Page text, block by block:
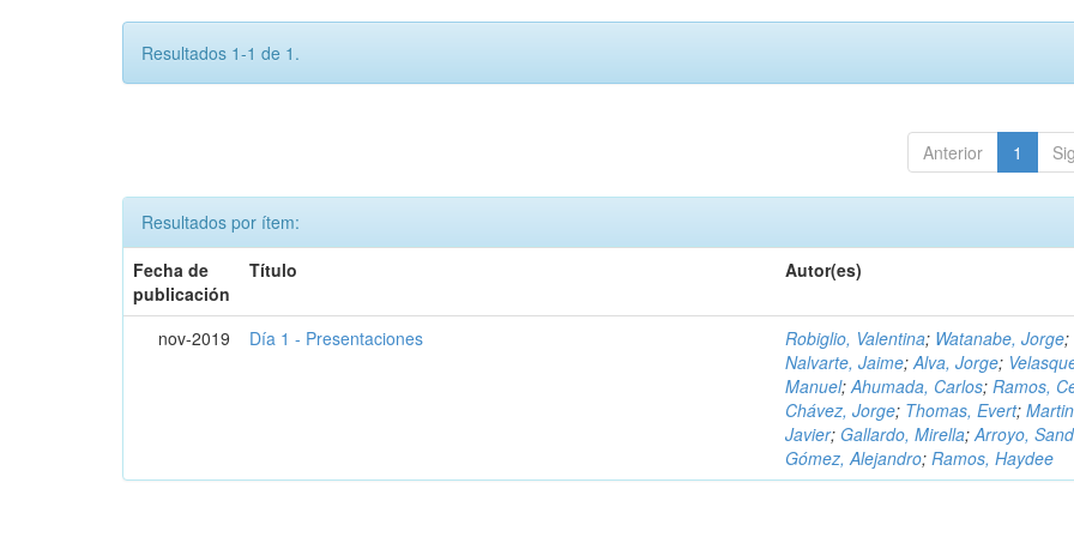
Resultados 1-1 de 1.
Anterior 1
Resultados por ítem:
Fecha de
publicación
Título Autor(es)
nov-2019 Día 1 - Presentaciones Robiglio, Valentina; Watanabe, Jorge;
Nalvarte, Jaime;Alva, Jorge;
Manuel;Ahumada, Carlos;Ramos,
Chávez, Jorge; Thomas, Evert;
Javier; Gallardo, Mirella;Arroyo,
Gómez, Alejandro;Ramos, Haydee